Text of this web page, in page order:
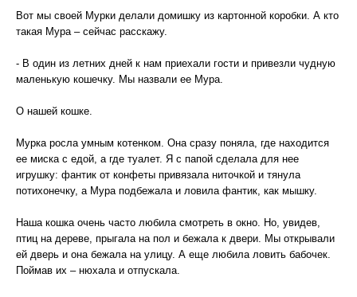
Вот мы своей Мурки делали домишку из картонной коробки. А кто
такая Мура – сейчас расскажу.
- В один из летних дней к нам приехали гости и привезли чудную
маленькую кошечку. Мы назвали ее Мура.
О нашей кошке.
Мурка росла умным котенком. Она сразу поняла, где находится
ее миска с едой, а где туалет. Я с папой сделала для нее
игрушку: фантик от конфеты привязала ниточкой и тянула
потихонечку, а Мура подбежала и ловила фантик, как мышку.
Наша кошка очень часто любила смотреть в окно. Но, увидев,
птиц на дереве, прыгала на пол и бежала к двери. Мы открывали
ей дверь и она бежала на улицу. А еще любила ловить бабочек.
Поймав их – нюхала и отпускала.